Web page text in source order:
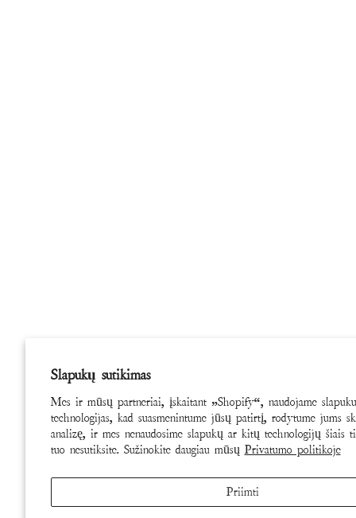
Slapukų sutikimas
Mes ir mūsų partneriai, įskaitant „Shopify“, naudojame
technologijas, kad suasmenintume jūsų patirtį, rodytume jums
analizę, ir mes nenaudosime slapukų ar kitų technologijų šiais
tuo nesutiksite. Sužinokite daugiau mūsų Privatumo politikoje
Priimti